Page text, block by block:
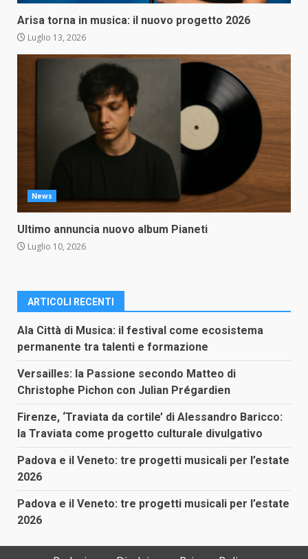
Arisa torna in musica: il nuovo progetto 2026
Luglio 13, 2026
News
Ultimo annuncia nuovo album Pianeti
Luglio 10, 2026
ARTICOLI RECENTI
Ala Città di Musica: il festival come ecosistema
permanente tra talenti e formazione
Versailles: la Passione secondo Matteo di
Christophe Pichon con Julian Prégardien
Firenze, ‘Traviata da cortile’ di Alessandro Baricco:
la Traviata come progetto culturale divulgativo
Padova e il Veneto: tre progetti musicali per l’estate
2026
Padova e il Veneto: tre progetti musicali per l’estate
2026